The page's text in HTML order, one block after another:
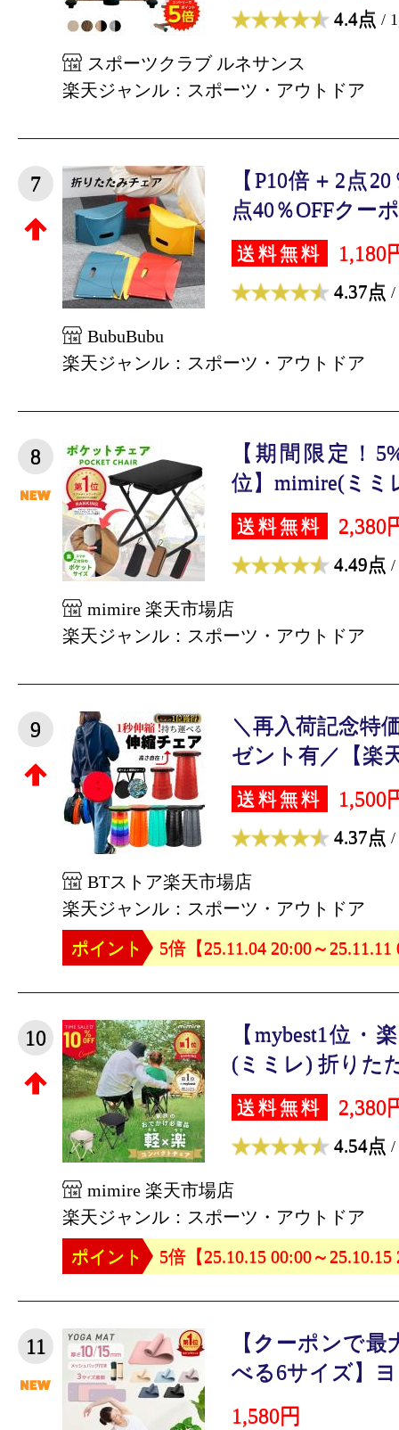
4.4点 /
スポーツクラブ ルネサンス
楽天ジャンル：スポーツ・アウトドア
7
【P10倍＋2点
点40％OFFクー
送料無料 1,180
4.37点 /
BubuBubu
楽天ジャンル：スポーツ・アウトドア
8
【期間限定！
位】mimire(ミミ
送料無料 2,380
4.49点 /
mimire 楽天市場店
楽天ジャンル：スポーツ・アウトドア
9
＼再入荷記念特
ゼント有／【楽
送料無料 1,500
4.37点 /
BTストア楽天市場店
楽天ジャンル：スポーツ・アウトドア
ポイント
5倍【25.11.04 20:00～25.11.11
10
【mybest1位・
(ミミレ) 折りた
送料無料 2,380
4.54点 /
mimire 楽天市場店
楽天ジャンル：スポーツ・アウトドア
ポイント
5倍【25.10.15 00:00～25.10.15
11
【クーポンで最
べる6サイズ】
1,580円